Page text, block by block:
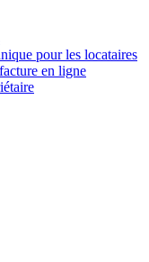
pour les locataires
en ligne